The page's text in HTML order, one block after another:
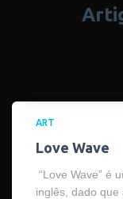
ART
Love Wave
“Love Wave” é
inglês, dado